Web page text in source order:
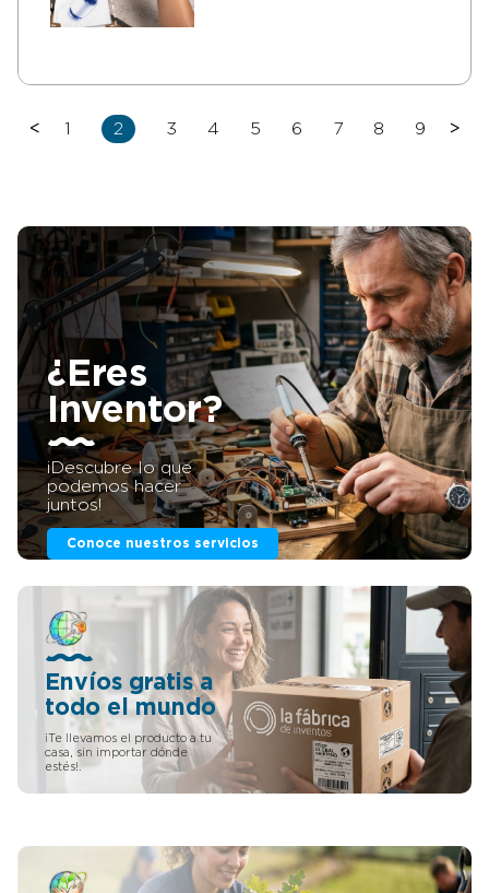
< 1 2 3 4 5 6 7 8 9 >
¿Eres
Inventor?
¡Descubre lo que
podemos hacer
juntos!
Conoce nuestros servicios
Envíos gratis a
todo el mundo
¡Te llevamos el producto a tu
casa, sin importar dónde
estés!.